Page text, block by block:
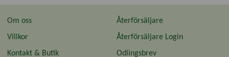
Om oss
Villkor
Kontakt & Butik
Återförsäljare
Återförsäljare Login
Odlingsbrev